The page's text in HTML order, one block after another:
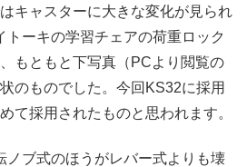
キャスターに大きな変化が見られ
トーキの学習チェアの荷重ロック
もともと下写真（PCより閲覧の
のものでした。今回KS32に採用
て採用されたものと思われます。
ノブ式のほうがレバー式よりも壊